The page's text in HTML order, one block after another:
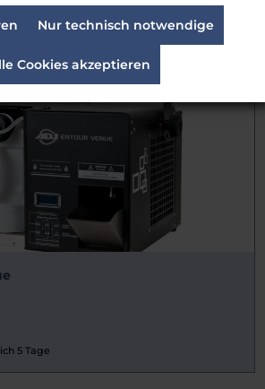
5 Tage
5 Tage
Nur technisch notwendige
Cookies akzeptieren